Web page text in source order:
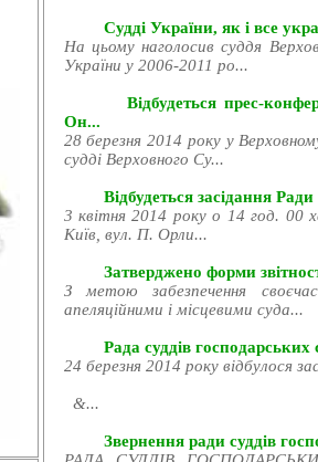
Судді України, як і все
На цьому наголосив суддя
України у 2006-2011 ро...
Відбудеться прес-
Он...
28 березня 2014 року у
судді Верховного Су...
Відбудеться засідання
3 квітня 2014 року о 14 год. 00
Київ, вул. П. Орли...
Затверджено форми
З метою забезпечення
апеляційними і місцевими суда...
Рада суддів господарських
24 березня 2014 року відбулося
&...
Звернення ради суддів